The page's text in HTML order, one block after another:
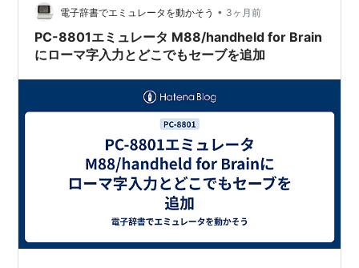
電子辞書でエミュレータを動かそう • 3ヶ月前
PC-8801エミュレータ M88/handheld for Brain
にローマ字入力とどこでもセーブを追加